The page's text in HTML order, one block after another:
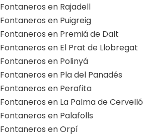
Fontaneros en Rajadell
Fontaneros en Puigreig
Fontaneros en Premiá de Dalt
Fontaneros en El Prat de Llobregat
Fontaneros en Polinyá
Fontaneros en Pla del Panadés
Fontaneros en Perafita
Fontaneros en La Palma de Cervelló
Fontaneros en Palafolls
Fontaneros en Orpí